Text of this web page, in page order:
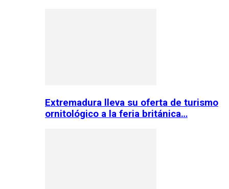
Extremadura lleva su oferta de turismo
ornitológico a la feria británica…